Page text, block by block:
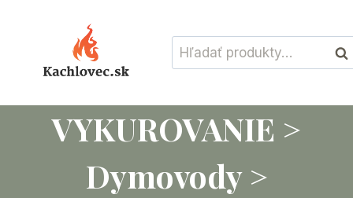
Hľadať:
VYKUROVANIE >
Dymovody >